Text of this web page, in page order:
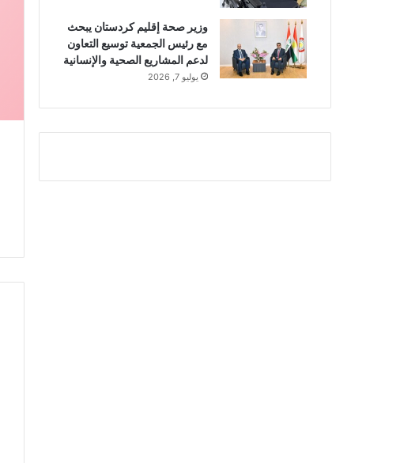
وزير صحة إقليم كردستان يبحث
مع رئيس الجمعية توسيع التعاون
لدعم المشاريع الصحية والإنسانية
يوليو 7, 2026